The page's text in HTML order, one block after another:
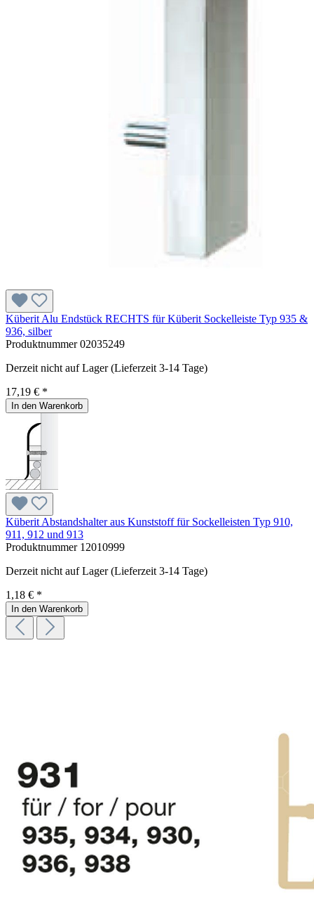
Küberit Alu Endstück RECHTS für Küberit Sockelleiste Typ 935 &
936, silber
Produktnummer02035249
Derzeit nicht auf Lager (Lieferzeit 3-14 Tage)
17,19 € *
In den Warenkorb
Küberit Abstandshalter aus Kunststoff für Sockelleisten Typ 910,
911, 912 und 913
Produktnummer 12010999
Derzeit nicht auf Lager (Lieferzeit 3-14 Tage)
1,18 € *
In den Warenkorb